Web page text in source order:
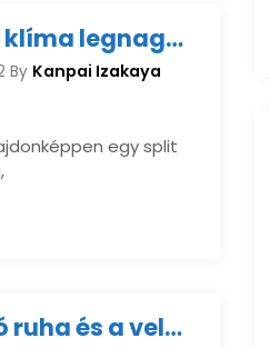
Mi az oldalfali klíma legnagyobb előnye és hátránya?
By Kanpai Izakaya
egy split
A szalagavató ruha és a vele változó szalagtűző hagyományok